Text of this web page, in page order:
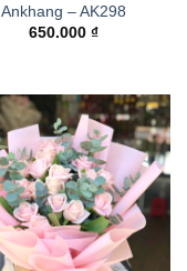
Ankhang – AK298
650.000 ₫